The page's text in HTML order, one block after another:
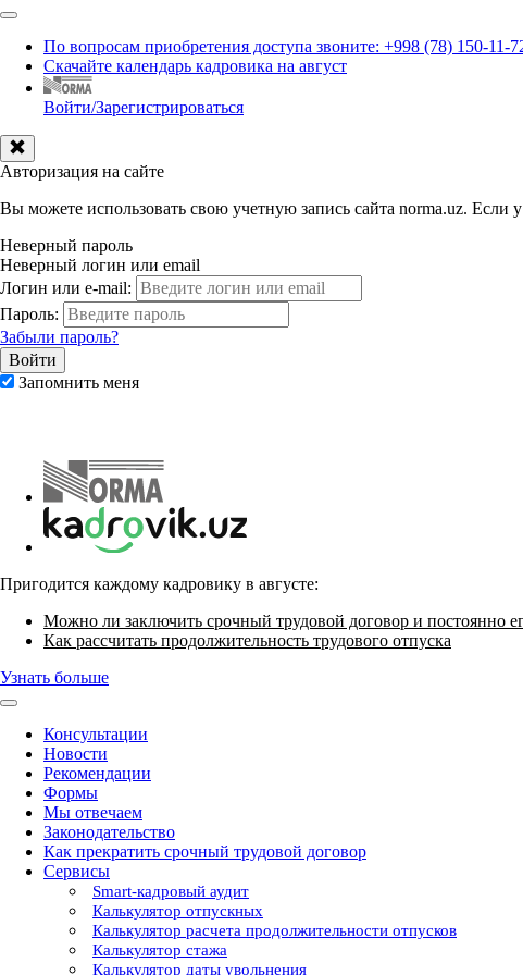
По вопросам приобретения доступа звоните: +998 (78) 150-11-
Скачайте календарь кадровика на август
Войти/Зарегистрироваться
Авторизация на сайте
Вы можете использовать свою учетную запись сайта norma.uz. Если у
Неверный пароль
Неверный логин или email
Логин или e-mail:
Пароль:
Забыли пароль?
Запомнить меня
Пригодится каждому кадровику в августе:
Можно ли заключить срочный трудовой договор и постоянно
Как рассчитать продолжительность трудового отпуска
Узнать больше
Консультации
Новости
Рекомендации
Формы
Мы отвечаем
Законодательство
Как прекратить срочный трудовой договор
Сервисы
Smart-кадровый аудит
Калькулятор отпускных
Калькулятор расчета продолжительности отпусков
Калькулятор стажа
Калькулятор даты увольнения